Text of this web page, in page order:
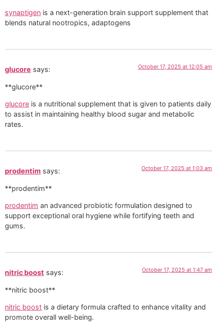
synaptigen is a next-generation brain support supplement that
blends natural nootropics, adaptogens
glucore says: October 17, 2025 at 12:05 am
** glucore**
glucore is a nutritional supplement that is given to patients daily
to assist in maintaining healthy blood sugar and metabolic
rates.
prodentim says: October 17, 2025 at 1:03 am
** prodentim**
prodentim an advanced probiotic formulation designed to
support exceptional oral hygiene while fortifying teeth and
gums.
nitric boost says: October 17, 2025 at 1:47 am
** nitric boost**
nitric boost is a dietary formula crafted to enhance vitality and
promote overall well-being.